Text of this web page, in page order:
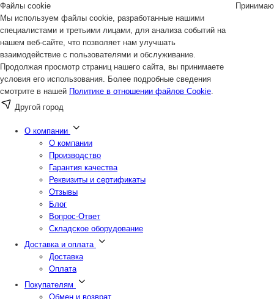
Файлы cookie
Мы используем файлы cookie, разработанные нашими
специалистами и третьими лицами, для анализа событий на
нашем веб-сайте, что позволяет нам улучшать
взаимодействие с пользователями и обслуживание.
Продолжая просмотр страниц нашего сайта, вы принимаете
условия его использования. Более подробные сведения
смотрите в нашей Политике в отношении файлов Cookie.
Принимаю
Другой город
О компании
О компании
Производство
Гарантия качества
Реквизиты и сертификаты
Отзывы
Блог
Вопрос-Ответ
Складское оборудование
Доставка и оплата
Доставка
Оплата
Покупателям
Обмен и возврат